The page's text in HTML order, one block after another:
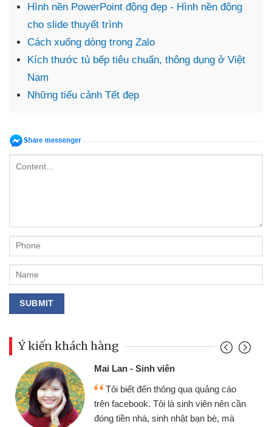
Hình nền PowerPoint động đẹp - Hình nền động
cho slide thuyết trình
Cách xuống dòng trong Zalo
Kích thước tủ bếp tiêu chuẩn, thông dụng ở Việt
Nam
Những tiểu cảnh Tết đẹp
Ý kiến khách hàng
Mai Lan - Sinh viên
Tôi biết đến thông qua quảng cáo
trên facebook. Tôi là sinh viên nên cần
đóng tiền nhà, sinh nhật bạn bè, mà